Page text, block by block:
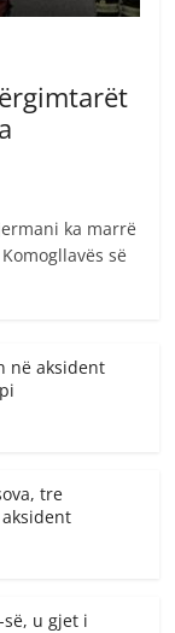
ka marrë
së
në aksident
tre
u gjet i